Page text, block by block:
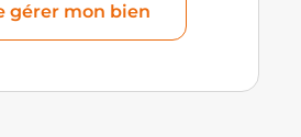
gérer mon bien